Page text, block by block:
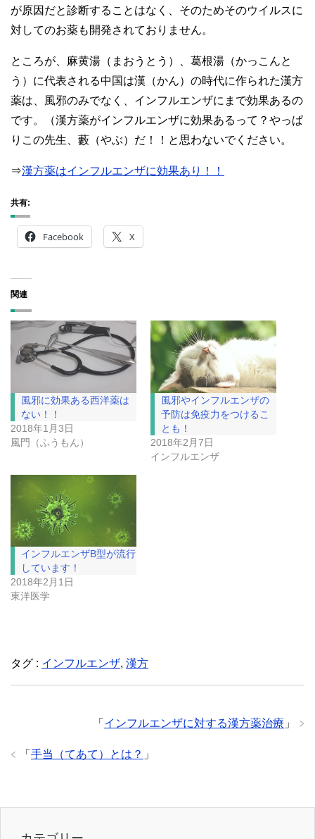
が原因だと診断することはなく、そのためそのウイルスに
対してのお薬も開発されておりません。
ところが、麻黄湯（まおうとう）、葛根湯（かっこんと
う）に代表される中国は漢（かん）の時代に作られた漢方
薬は、風邪のみでなく、インフルエンザにまで効果あるの
です。（漢方薬がインフルエンザに効果あるって？やっぱ
りこの先生、藪（やぶ）だ！！と思わないでください。
⇒漢方薬はインフルエンザに効果あり！！
共有:
Facebook X
関連
風邪に効果ある西洋薬は
ない！！
2018年1月3日
風門（ふうもん）
風邪やインフルエンザの
予防は免疫力をつけるこ
とも！
2018年2月7日
インフルエンザ
インフルエンザB型が流行
しています！
2018年2月1日
東洋医学
タグ : インフルエンザ, 漢方
「 インフルエンザに対する漢方薬治療 」
「 手当（てあて）とは？ 」